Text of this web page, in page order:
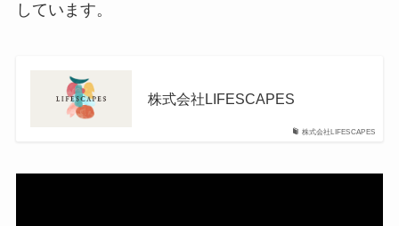
しています。
株式会社LIFESCAPES
株式会社LIFESCAPES